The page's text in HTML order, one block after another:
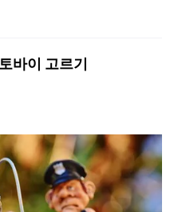
바이 고르기